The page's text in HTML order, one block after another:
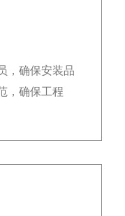
，确保安装品
，确保工程